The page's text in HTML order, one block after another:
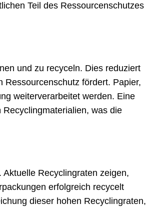
Teil des Ressourcenschutzes
und zu recyceln. Dies reduziert
fördert. Papier,
weiterverarbeitet werden. Eine
was die
Recyclingraten zeigen,
erfolgreich recycelt
dieser hohen Recyclingraten,